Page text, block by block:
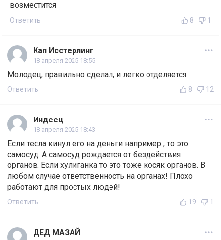
возместится
Ответить 8 1
Кап Исстерлинг
18 апреля 2025 18:55
Молодец, правильно сделал, и легко отделяется
Ответить 8 12
Индеец
18 апреля 2025 18:43
Если тесла кинул его на деньги например , то это
самосуд. А самосуд рождается от бездействия
органов. Если хулиганка то это тоже косяк органов. В
любом случае ответственность на органах! Плохо
работают для простых людей!
Ответить 19 1
ДЕД МАЗАЙ